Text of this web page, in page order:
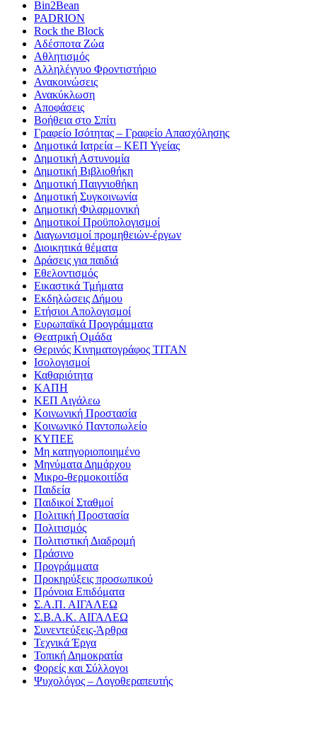
Bin2Bean
PADRION
Rock the Block
Αδέσποτα Ζώα
Αθλητισμός
Αλληλέγγυο Φροντιστήριο
Ανακοινώσεις
Ανακύκλωση
Αποφάσεις
Βοήθεια στο Σπίτι
Γραφείο Ισότητας – Γραφείο Απασχόλησης
Δημοτικά Ιατρεία – ΚΕΠ Υγείας
Δημοτική Αστυνομία
Δημοτική Βιβλιοθήκη
Δημοτική Παιγνιοθήκη
Δημοτική Συγκοινωνία
Δημοτική Φιλαρμονική
Δημοτικοί Προϋπολογισμοί
Διαγωνισμοί προμηθειών-έργων
Διοικητικά θέματα
Δράσεις για παιδιά
Εθελοντισμός
Εικαστικά Τμήματα
Εκδηλώσεις Δήμου
Ετήσιοι Απολογισμοί
Ευρωπαϊκά Προγράμματα
Θεατρική Ομάδα
Θερινός Κινηματογράφος ΤΙΤΑΝ
Ισολογισμοί
Καθαριότητα
ΚΑΠΗ
ΚΕΠ Αιγάλεω
Κοινωνική Προστασία
Κοινωνικό Παντοπωλείο
ΚΥΠΕΕ
Μη κατηγοριοποιημένο
Μηνύματα Δημάρχου
Μικρο-θερμοκοιτίδα
Παιδεία
Παιδικοί Σταθμοί
Πολιτική Προστασία
Πολιτισμός
Πολιτιστική Διαδρομή
Πράσινο
Προγράμματα
Προκηρύξεις προσωπικού
Πρόνοια Επιδόματα
Σ.Α.Π. ΑΙΓΑΛΕΩ
Σ.Β.Α.Κ. ΑΙΓΑΛΕΩ
Συνεντεύξεις-Άρθρα
Τεχνικά Έργα
Τοπική Δημοκρατία
Φορείς και Σύλλογοι
Ψυχολόγος – Λογοθεραπευτής